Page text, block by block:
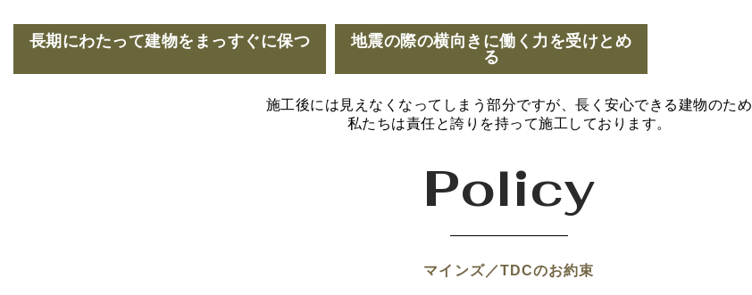
長期にわたって建物をまっすぐに保つ
地震の際の横向きに働く力を受けとめ
る
施工後には見えなくなってしまう部分ですが、長く安心できる建物のため
私たちは責任と誇りを持って施工しております。
Policy
マインズ／TDCのお約束